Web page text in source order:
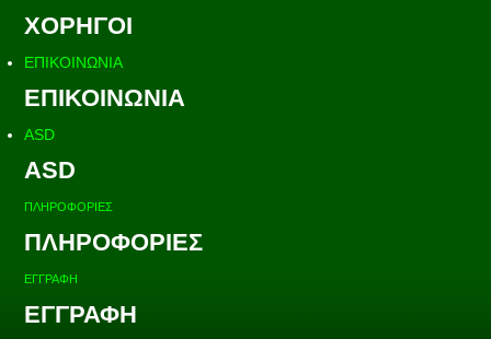
ΧΟΡΗΓΟΙ
ΕΠΙΚΟΙΝΩΝΙΑ
ΕΠΙΚΟΙΝΩΝΙΑ
ASD
ASD
ΠΛΗΡΟΦΟΡΙΕΣ
ΠΛΗΡΟΦΟΡΙΕΣ
ΕΓΓΡΑΦΗ
ΕΓΓΡΑΦΗ